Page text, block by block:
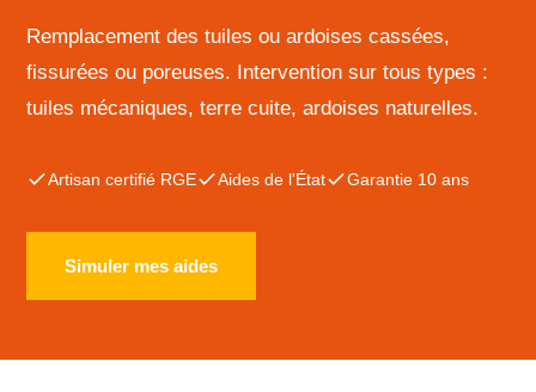
Remplacement des tuiles ou ardoises cassées,
fissurées ou poreuses. Intervention sur tous types :
tuiles mécaniques, terre cuite, ardoises naturelles.
Artisan certifié RGE Aides de l'État Garantie 10 ans
Simuler mes aides